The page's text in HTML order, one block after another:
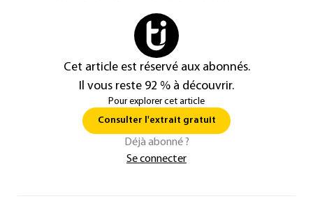
Cet article est réservé aux abonnés.
Il vous reste 92 % à découvrir.
Pour explorer cet article
Consulter l'extrait gratuit
Déjà abonné ?
Se connecter